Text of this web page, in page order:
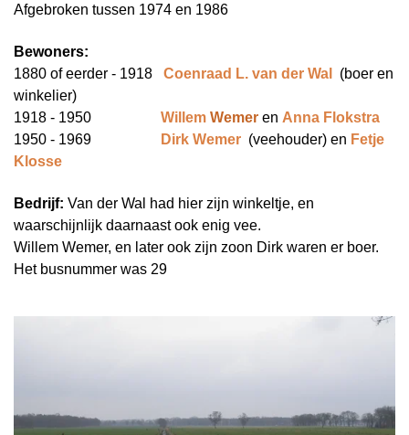
Afgebroken tussen 1974 en 1986
Bewoners:
1880 of eerder - 1918 Coenraad L. van der Wal
(boer en
winkelier)
1918 - 1950 Wi llem Wemer en Anna Flokstra
1950 - 1969
Dirk Wemer (veehouder) en Fetje
Klosse
Bedrijf: Van der Wal had hier zijn winkeltje, en
waarschijnlijk daarnaast ook enig vee.
Willem Wemer, en later ook zijn zoon Dirk waren er boer.
Het busnummer was 29